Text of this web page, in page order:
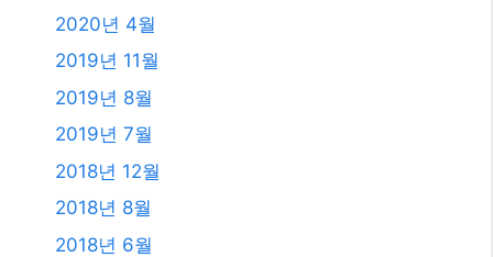
2020년 4월
2019년 11월
2019년 8월
2019년 7월
2018년 12월
2018년 8월
2018년 6월